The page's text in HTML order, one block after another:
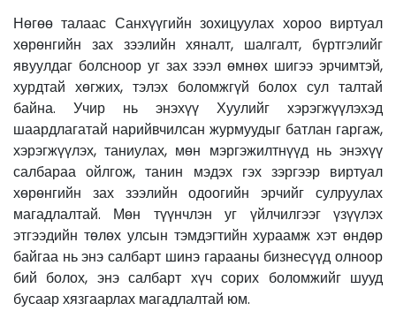
Нөгөө талаас Санхүүгийн зохицуулах хороо виртуал
хөрөнгийн зах зээлийн хяналт, шалгалт, бүртгэлийг
явуулдаг болсноор уг зах зээл өмнөх шигээ эрчимтэй,
хурдтай хөгжих, тэлэх боломжгүй болох сул талтай
байна. Учир нь энэхүү Хуулийг хэрэгжүүлэхэд
шаардлагатай нарийвчилсан журмуудыг батлан гаргаж,
хэрэгжүүлэх, таниулах, мөн мэргэжилтнүүд нь энэхүү
салбараа ойлгож, танин мэдэх гэх зэргээр виртуал
хөрөнгийн зах зээлийн одоогийн эрчийг сулруулах
магадлалтай. Мөн түүнчлэн уг үйлчилгээг үзүүлэх
этгээдийн төлөх улсын тэмдэгтийн хураамж хэт өндөр
байгаа нь энэ салбарт шинэ гарааны бизнесүүд олноор
бий болох, энэ салбарт хүч сорих боломжийг шууд
бусаар хязгаарлах магадлалтай юм.